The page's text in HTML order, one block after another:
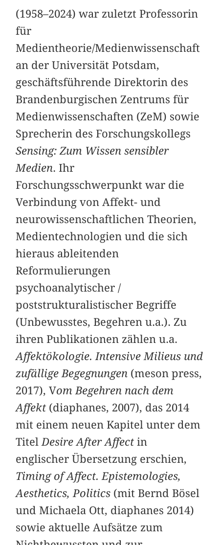
(1958–2024) war zuletzt Professorin
für
Medientheorie/Medienwissenschaft
an der Universität Potsdam,
geschäftsführende Direktorin des
Brandenburgischen Zentrums für
Medienwissenschaften (ZeM) sowie
Sprecherin des Forschungskollegs
Sensing: Zum Wissen sensibler
Medien. Ihr
Forschungsschwerpunkt war die
Verbindung von Affekt- und
neurowissenschaftlichen Theorien,
Medientechnologien und die sich
hieraus ableitenden
Reformulierungen
psychoanalytischer /
poststrukturalistischer Begriffe
(Unbewusstes, Begehren u.a.). Zu
ihren Publikationen zählen u.a.
Affektökologie. Intensive Milieus und
zufällige Begegnungen (meson press,
2017), Vom Begehren nach dem
Affekt (diaphanes, 2007), das 2014
mit einem neuen Kapitel unter dem
Titel Desire After Affectin
englischer Übersetzung erschien,
Timing of Affect. Epistemologies,
Aesthetics, Politics (mit Bernd Bösel
und Michaela Ott, diaphanes 2014)
sowie aktuelle Aufsätze zum